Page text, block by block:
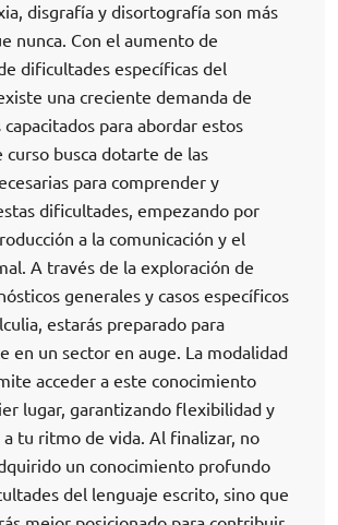
disgrafía y disortografía son más
nunca. Con el aumento de
dificultades específicas del
una creciente demanda de
para abordar estos
curso busca dotarte de las
para comprender y
dificultades, empezando por
a la comunicación y el
A través de la exploración de
generales y casos específicos
estarás preparado para
en un sector en auge. La modalidad
acceder a este conocimiento
lugar, garantizando flexibilidad y
tu ritmo de vida. Al finalizar, no
un conocimiento profundo
del lenguaje escrito, sino que